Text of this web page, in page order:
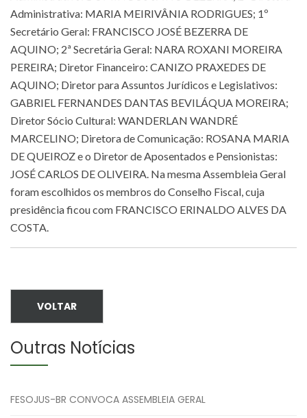
Administrativa: MARIA MEIRIVÂNIA RODRIGUES; 1º
Secretário Geral: FRANCISCO JOSÉ BEZERRA DE
AQUINO; 2ª Secretária Geral: NARA ROXANI MOREIRA
PEREIRA; Diretor Financeiro: CANIZO PRAXEDES DE
AQUINO; Diretor para Assuntos Jurídicos e Legislativos:
GABRIEL FERNANDES DANTAS BEVILÁQUA MOREIRA;
Diretor Sócio Cultural: WANDERLAN WANDRÉ
MARCELINO; Diretora de Comunicação: ROSANA MARIA
DE QUEIROZ e o Diretor de Aposentados e Pensionistas:
JOSÉ CARLOS DE OLIVEIRA. Na mesma Assembleia Geral
foram escolhidos os membros do Conselho Fiscal, cuja
presidência ficou com FRANCISCO ERINALDO ALVES DA
COSTA.
VOLTAR
Outras Notícias
FESOJUS-BR CONVOCA ASSEMBLEIA GERAL